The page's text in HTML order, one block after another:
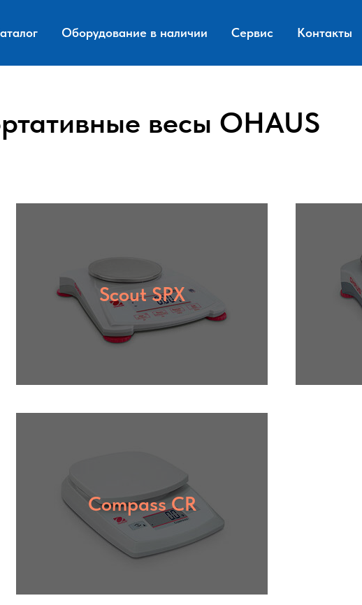
Оборудование в наличии Сервис Контакты
весы OHAUS
Scout SPX
Compass CR